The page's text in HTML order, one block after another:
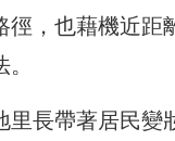
，也藉機近距
長帶著居民變